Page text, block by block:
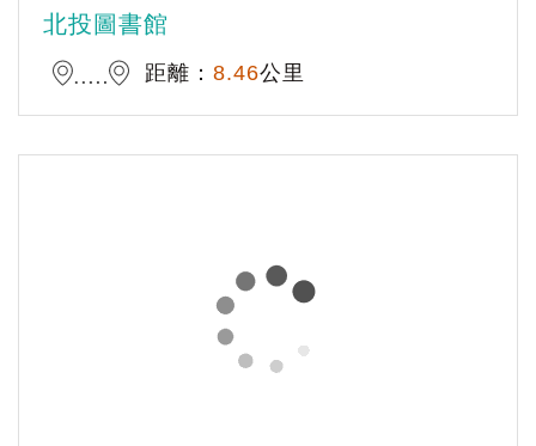
北投圖書館
距離： 8.46公里